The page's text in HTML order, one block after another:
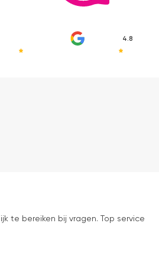
4.8
te bereiken bij vragen. Top service